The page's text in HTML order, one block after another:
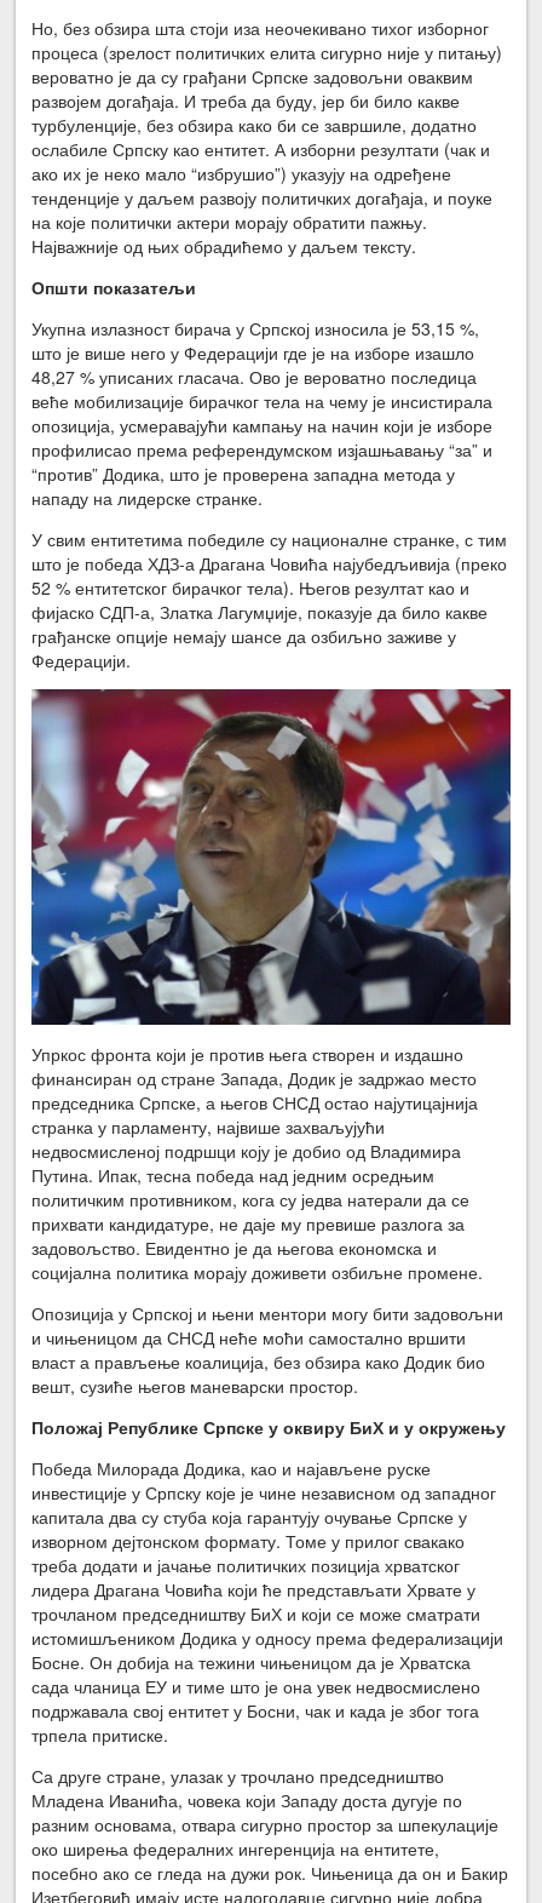
Но, без обзира шта стоји иза неочекивано тихог изборног
процеса (зрелост политичких елита сигурно није у питању)
вероватно је да су грађани Српске задовољни оваквим
развојем догађаја. И треба да буду, јер би било какве
турбуленције, без обзира како би се завршиле, додатно
ослабиле Српску као ентитет. А изборни резултати (чак и
ако их је неко мало “избрушио”) указују на одређене
тенденције у даљем развоју политичких догађаја, и поуке
на које политички актери морају обратити пажњу.
Најважније од њих обрадићемо у даљем тексту.
Општи показатељи
Укупна излазност бирача у Српској износила је 53,15 %,
што је више него у Федерацији где је на изборе изашло
48,27 % уписаних гласача. Ово је вероватно последица
веће мобилизације бирачког тела на чему је инсистирала
опозиција, усмеравајући кампању на начин који је изборе
профилисао према референдумском изјашњавању “за” и
“против” Додика, што је проверена западна метода у
нападу на лидерске странке.
У свим ентитетима победиле су националне странке, с тим
што је победа ХДЗ-а Драгана Човића најубедљивија (преко
52 % ентитетског бирачког тела). Његов резултат као и
фијаско СДП-а, Златка Лагумџије, показује да било какве
грађанске опције немају шансе да озбиљно заживе у
Федерацији.
Упркос фронта који је против њега створен и издашно
финансиран од стране Запада, Додик је задржао место
председника Српске, а његов СНСД остао најутицајнија
странка у парламенту, највише захваљујући
недвосмисленој подршци коју је добио од Владимира
Путина. Ипак, тесна победа над једним осредњим
политичким противником, кога су једва натерали да се
прихвати кандидатуре, не даје му превише разлога за
задовољство. Евидентно је да његова економска и
социјална политика морају доживети озбиљне промене.
Опозиција у Српској и њени ментори могу бити задовољни
и чињеницом да СНСД неће моћи самостално вршити
власт а прављење коалиција, без обзира како Додик био
вешт, сузиће његов маневарски простор.
Положај Републике Српске у оквиру БиХ и у окружењу
Победа Милорада Додика, као и најављене руске
инвестиције у Српску које је чине независном од западног
капитала два су стуба која гарантују очување Српске у
изворном дејтонском формату. Томе у прилог свакако
треба додати и јачање политичких позиција хрватског
лидера Драгана Човића који ће представљати Хрвате у
трочланом председништву БиХ и који се може сматрати
истомишљеником Додика у односу према федерализацији
Босне. Он добија на тежини чињеницом да је Хрватска
сада чланица ЕУ и тиме што је она увек недвосмислено
подржавала свој ентитет у Босни, чак и када је због тога
трпела притиске.
Са друге стране, улазак у трочлано председништво
Младена Иванића, човека који Западу доста дугује по
разним основама, отвара сигурно простор за шпекулације
око ширења федералних ингеренција на ентитете,
посебно ако се гледа на дужи рок. Чињеница да он и Бакир
Изетбеговић имају исте налогодавце сигурно није добра